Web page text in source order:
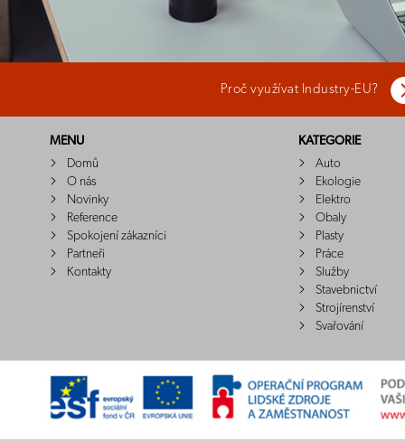
Proč využívat Industry-EU?
MENU
Domů
O nás
Novinky
Reference
Spokojení zákazníci
Partneři
Kontakty
KATEGORIE
Auto
Ekologie
Elektro
Obaly
Plasty
Práce
Služby
Stavebnictví
Strojírenství
Svařování